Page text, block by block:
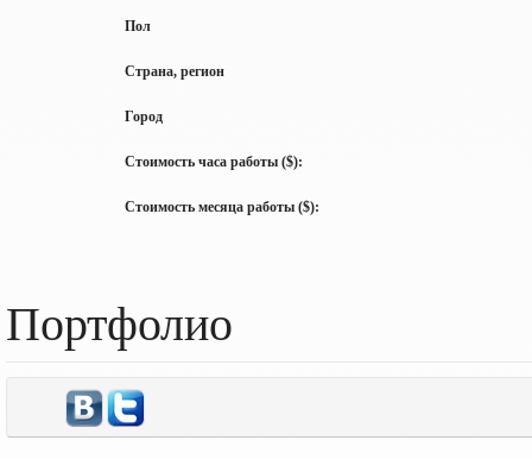
Пол
Страна, регион
Город
Стоимость часа работы ($):
Стоимость месяца работы ($):
Портфолио